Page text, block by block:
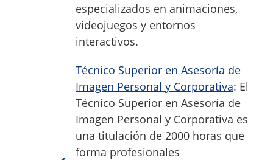
especializados en animaciones,
videojuegos y entornos
interactivos.
Técnico Superior en Asesoría de
Imagen Personal y Corporativa: El
Técnico Superior en Asesoría de
Imagen Personal y Corporativa es
una titulación de 2000 horas que
forma profesionales